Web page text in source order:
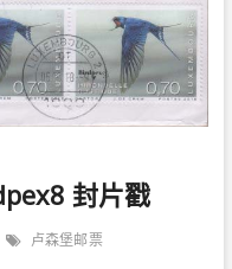
封片戳
卢森堡邮票